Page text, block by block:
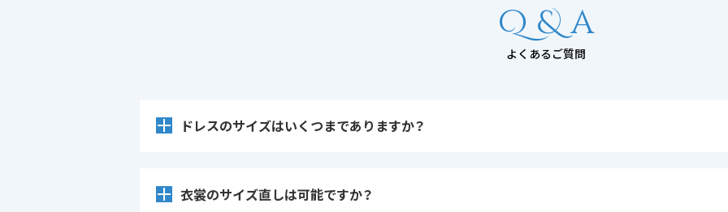
Q & a
よくあるご質問
ドレスのサイズはいくつまでありますか？
衣裳のサイズ直しは可能ですか？